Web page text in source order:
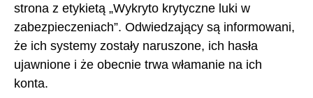
strona z etykietą „Wykryto krytyczne luki w
zabezpieczeniach”. Odwiedzający są informowani,
że ich systemy zostały naruszone, ich hasła
ujawnione i że obecnie trwa włamanie na ich
konta.